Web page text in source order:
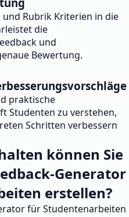
Rubrik Kriterien in die
die
und
Bewertung.
praktische
Studenten zu verstehen,
Schritten verbessern
können Sie
Generator
erstellen?
für Studentenarbeiten